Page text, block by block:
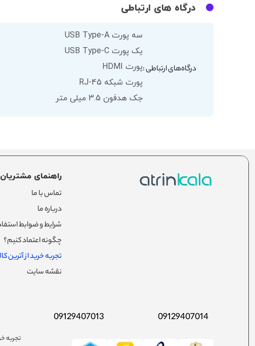
درگاه های ارتباطی
درگاه‌های ارتباطی :
سه پورت USB Type-A
یک پورت USB Type-C
پورت HDMI
پورت شبکه RJ-45
جک هدفون 3.5 میلی متر
راهنمای مشتریان
تماس با ما
درباره ما
شرایط و ضوابط
چگونه اعتماد کنیم؟
تجربه خرید از آترین
نقشه سایت
09129407014
09129407013
تجربه